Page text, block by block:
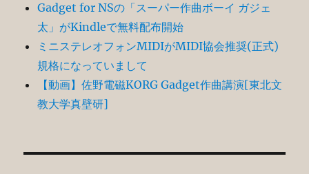
ジ
送
り
Gadget for NSの「スーパー作曲ボーイ ガジェ
太」がKindleで無料配布開始
ミニステレオフォンMIDIがMIDI協会推奨(正式)
規格になっていまして
【動画】佐野電磁KORG Gadget作曲講演[東北文
教大学真壁研]